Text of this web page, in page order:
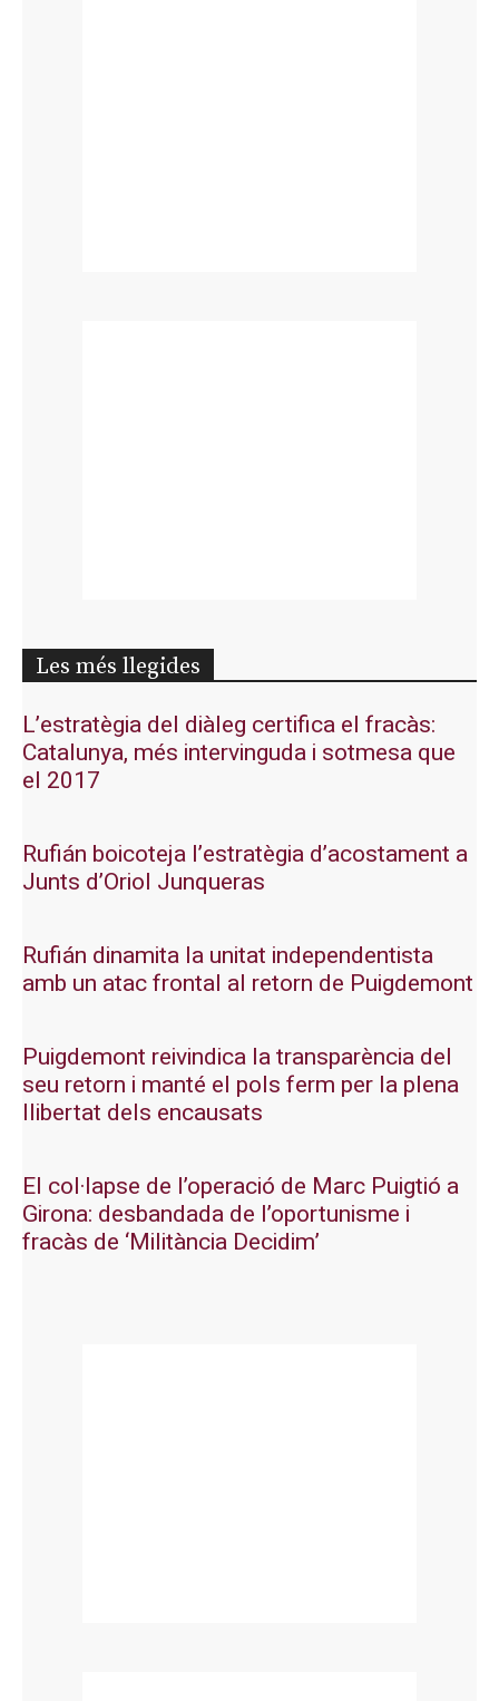
Les més llegides
L’estratègia del diàleg certifica el fracàs:
Catalunya, més intervinguda i sotmesa que
el 2017
Rufián boicoteja l’estratègia d’acostament a
Junts d’Oriol Junqueras
Rufián dinamita la unitat independentista
amb un atac frontal al retorn de Puigdemont
Puigdemont reivindica la transparència del
seu retorn i manté el pols ferm per la plena
llibertat dels encausats
El col·lapse de l’operació de Marc Puigtió a
Girona: desbandada de l’oportunisme i
fracàs de ‘Militància Decidim’